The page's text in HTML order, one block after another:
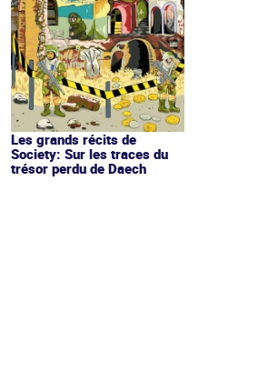
Les grands récits de
Society: Sur les traces du
trésor perdu de Daech